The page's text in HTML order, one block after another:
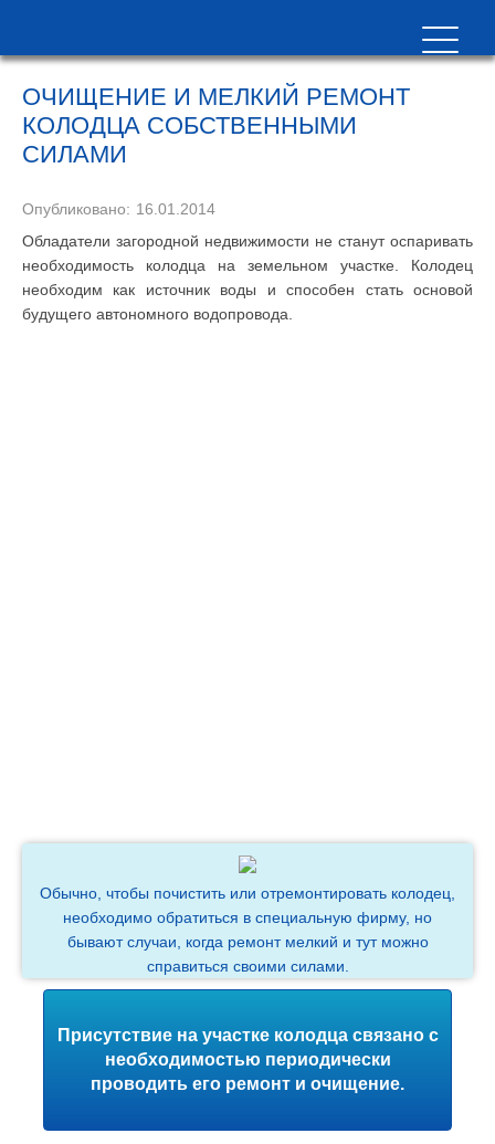
ОЧИЩЕНИЕ И МЕЛКИЙ РЕМОНТ
КОЛОДЦА СОБСТВЕННЫМИ
СИЛАМИ
Опубликовано: 16.01.2014
Обладатели загородной недвижимости не станут оспаривать
необходимость колодца на земельном участке. Колодец
необходим как источник воды и способен стать основой
будущего автономного водопровода.
Обычно, чтобы почистить или отремонтировать колодец,
необходимо обратиться в специальную фирму, но
бывают случаи, когда ремонт мелкий и тут можно
справиться своими силами.
Присутствие на участке колодца связано с
необходимостью периодически
проводить его ремонт и очищение.